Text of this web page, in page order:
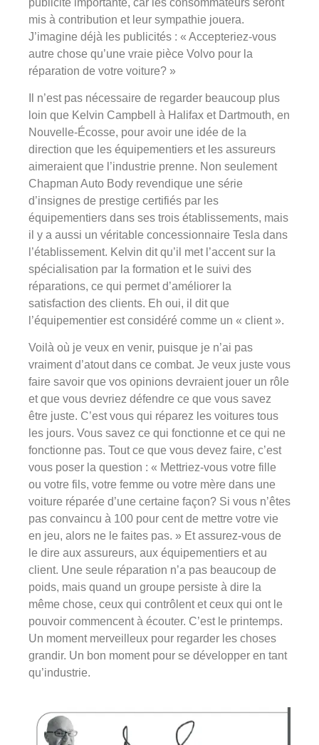
mis à contribution et leur sympathie jouera.
J’imagine déjà les publicités : « Accepteriez-vous
autre chose qu’une vraie pièce Volvo pour la
réparation de votre voiture? »
Il n’est pas nécessaire de regarder beaucoup plus
loin que Kelvin Campbell à Halifax et Dartmouth, en
Nouvelle-Écosse, pour avoir une idée de la
direction que les équipementiers et les assureurs
aimeraient que l’industrie prenne. Non seulement
Chapman Auto Body revendique une série
d’insignes de prestige certifiés par les
équipementiers dans ses trois établissements, mais
il y a aussi un véritable concessionnaire Tesla dans
l’établissement. Kelvin dit qu’il met l’accent sur la
spécialisation par la formation et le suivi des
réparations, ce qui permet d’améliorer la
satisfaction des clients. Eh oui, il dit que
l’équipementier est considéré comme un « client ».
Voilà où je veux en venir, puisque je n’ai pas
vraiment d’atout dans ce combat. Je veux juste vous
faire savoir que vos opinions devraient jouer un rôle
et que vous devriez défendre ce que vous savez
être juste. C’est vous qui réparez les voitures tous
les jours. Vous savez ce qui fonctionne et ce qui ne
fonctionne pas. Tout ce que vous devez faire, c’est
vous poser la question : « Mettriez-vous votre fille
ou votre fils, votre femme ou votre mère dans une
voiture réparée d’une certaine façon? Si vous n’êtes
pas convaincu à 100 pour cent de mettre votre vie
en jeu, alors ne le faites pas. » Et assurez-vous de
le dire aux assureurs, aux équipementiers et au
client. Une seule réparation n’a pas beaucoup de
poids, mais quand un groupe persiste à dire la
même chose, ceux qui contrôlent et ceux qui ont le
pouvoir commencent à écouter. C’est le printemps.
Un moment merveilleux pour regarder les choses
grandir. Un bon moment pour se développer en tant
qu’industrie.